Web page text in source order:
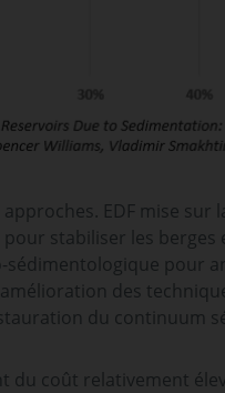
EDF mise sur
stabiliser les
pour
des
du continuum
du coût relativement